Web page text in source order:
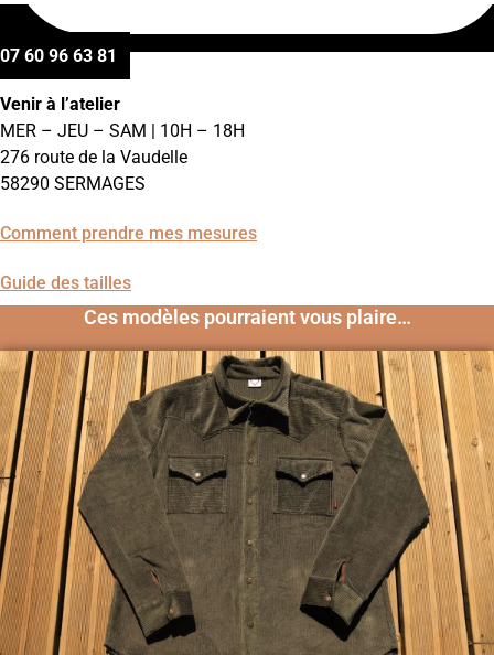
07 60 96 63 81
Venir à l’atelier
MER – JEU – SAM | 10H – 18H
276 route de la Vaudelle
58290 SERMAGES
Comment prendre mes mesures
Guide des tailles
Ces modèles pourraient vous plaire…